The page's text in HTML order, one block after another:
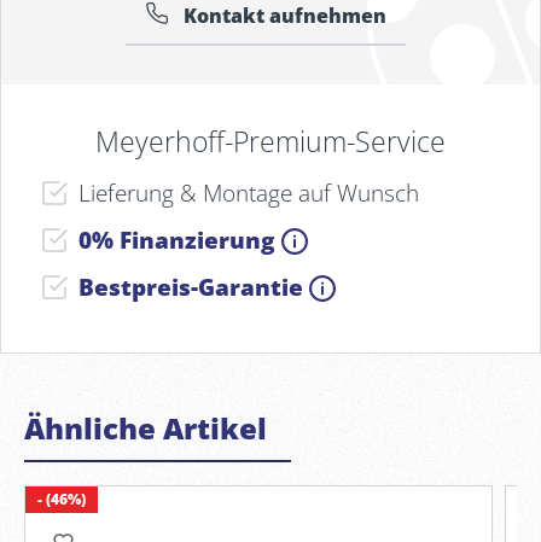
Kontakt aufnehmen
Meyerhoff-Premium-Service
Lieferung & Montage auf Wunsch
0% Finanzierung
Bestpreis-Garantie
Ähnliche Artikel
- (46%)